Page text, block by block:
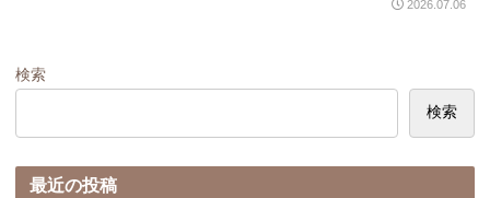
2026.07.06
検索
検索
最近の投稿